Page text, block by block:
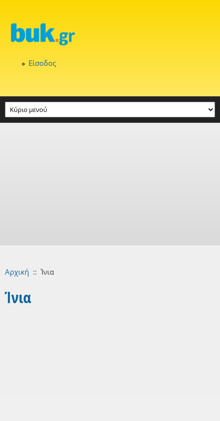
Είσοδος
Αρχική :: Ίνια
Ίνια